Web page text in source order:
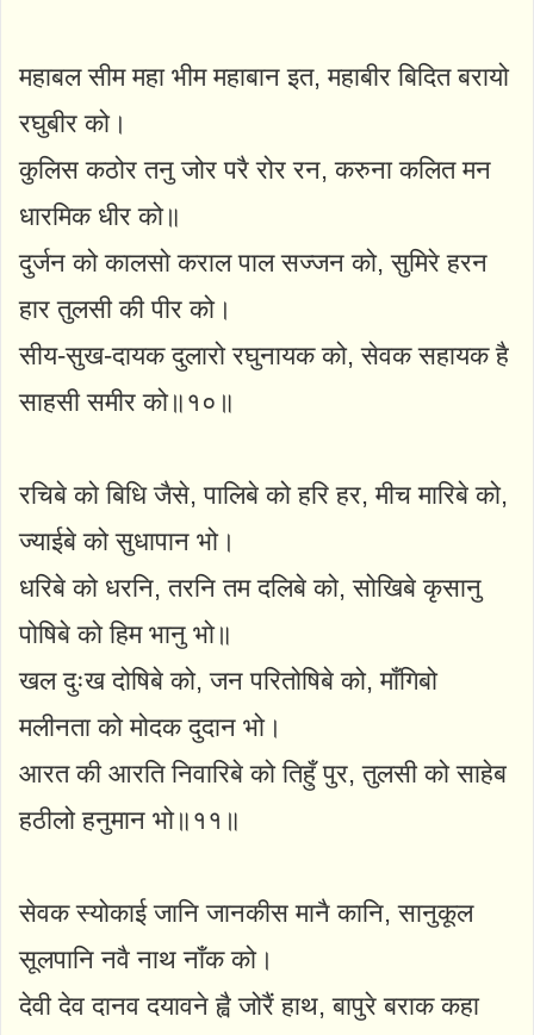
महाबल सीम महा भीम महाबान इत, महाबीर बिदित बरायो
रघुबीर को।
कुलिस कठोर तनु जोर परै रोर रन, करुना कलित मन
धारमिक धीर को॥
दुर्जन को कालसो कराल पाल सज्जन को, सुमिरे हरन
हार तुलसी की पीर को।
सीय-सुख-दायक दुलारो रघुनायक को, सेवक सहायक है
साहसी समीर को॥१०॥
रचिबे को बिधि जैसे, पालिबे को हरि हर, मीच मारिबे को,
ज्याईबे को सुधापान भो।
धरिबे को धरनि, तरनि तम दलिबे को, सोखिबे कृसानु
पोषिबे को हिम भानु भो॥
खल दुःख दोषिबे को, जन परितोषिबे को, माँगिबो
मलीनता को मोदक दुदान भो।
आरत की आरति निवारिबे को तिहुँ पुर, तुलसी को साहेब
हठीलो हनुमान भो॥११॥
सेवक स्योकाई जानि जानकीस मानै कानि, सानुकूल
सूलपानि नवै नाथ नाँक को।
देवी देव दानव दयावने ह्वै जोरैं हाथ, बापुरे बराक कहा